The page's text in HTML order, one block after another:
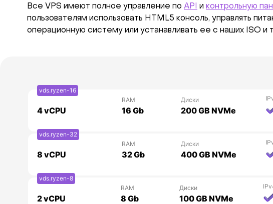
Все VPS имеют полное управление по API и контрольную
пользователям использовать HTML5 консоль, управлять
операционную систему или устанавливать ее с наших ISO и
vds.ryzen-16
4vCPU
RAM
16 Gb
Диски
200 GB NVMe
vds.ryzen-32
8 vCPU
RAM
32 Gb
Диски
400 GB NVMe
vds.ryzen-8
2vCPU
RAM
8 Gb
Диски
100 GB NVMe